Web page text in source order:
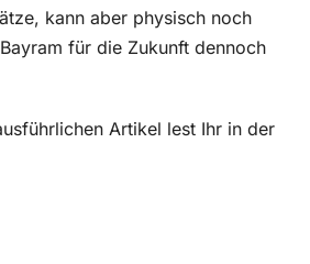
kann aber physisch noch
für die Zukunft dennoch
Artikel lest Ihr in der